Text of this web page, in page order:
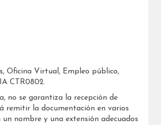
Oficina Virtual, Empleo público,
CTR0802.
no se garantiza la recepción de
remitir la documentación en varios
nombre y una extensión adecuados